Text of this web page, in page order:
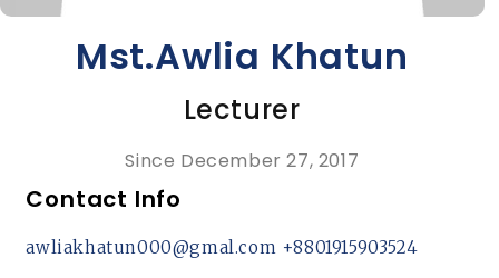
Mst.Awlia Khatun
Lecturer
Since December 27, 2017
Contact Info
awliakhatun000@gmal.com +8801915903524